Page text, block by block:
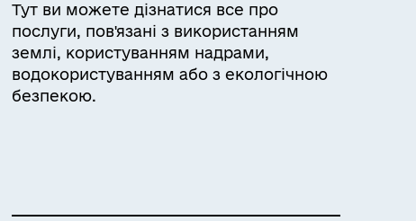
Тут ви можете дізнатися все про
послуги, пов'язані з використанням
землі, користуванням надрами,
водокористуванням або з екологічною
безпекою.